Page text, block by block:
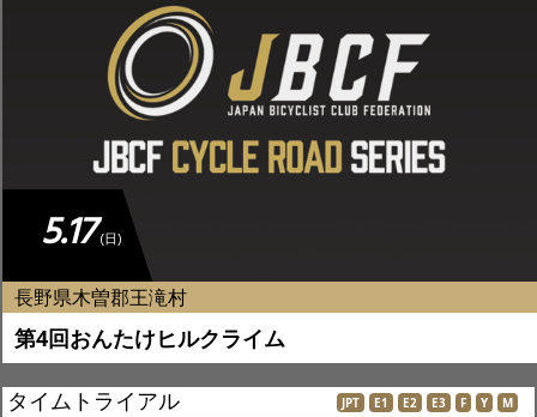
5.17 (日)
長野県木曽郡王滝村
第4回おんたけヒルクライム
タイムトライアル JPT E1 E2 E3 F Y M